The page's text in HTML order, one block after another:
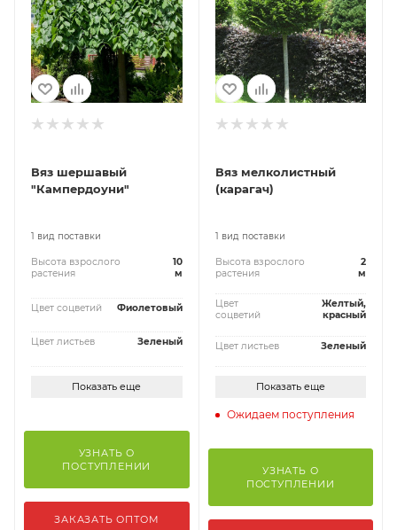
Вяз шершавый
"Кампердоуни"
1 вид поставки
Высота взрослого
растения
10
м
Цвет соцветий Фиолетовый
Цвет листьев Зеленый
Показать еще
УЗНАТЬ О
ПОСТУПЛЕНИИ
ЗАКАЗАТЬ ОПТОМ
Вяз мелколистный
(карагач)
1 вид поставки
Высота взрослого
растения
2
м
Цвет
соцветий
Желтый,
красный
Цвет листьев Зеленый
Показать еще
Ожидаем поступления
УЗНАТЬ О
ПОСТУПЛЕНИИ